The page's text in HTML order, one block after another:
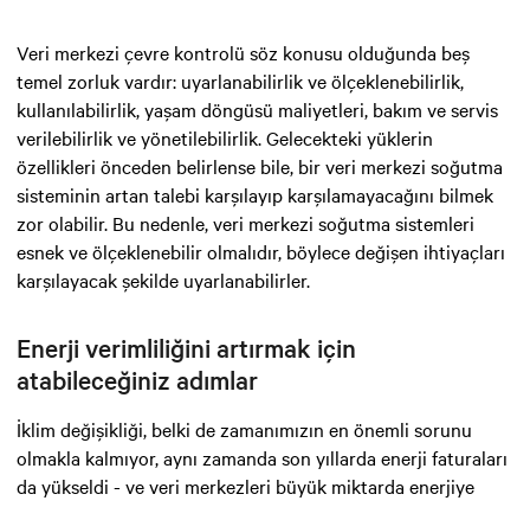
Veri merkezi çevre kontrolü söz konusu olduğunda beş
temel zorluk vardır: uyarlanabilirlik ve ölçeklenebilirlik,
kullanılabilirlik, yaşam döngüsü maliyetleri, bakım ve servis
verilebilirlik ve yönetilebilirlik. Gelecekteki yüklerin
özellikleri önceden belirlense bile, bir veri merkezi soğutma
sisteminin artan talebi karşılayıp karşılamayacağını bilmek
zor olabilir. Bu nedenle, veri merkezi soğutma sistemleri
esnek ve ölçeklenebilir olmalıdır, böylece değişen ihtiyaçları
karşılayacak şekilde uyarlanabilirler.
Enerji verimliliğini artırmak için
atabileceğiniz adımlar
İklim değişikliği, belki de zamanımızın en önemli sorunu
olmakla kalmıyor, aynı zamanda son yıllarda enerji faturaları
da yükseldi - ve veri merkezleri büyük miktarda enerjiye